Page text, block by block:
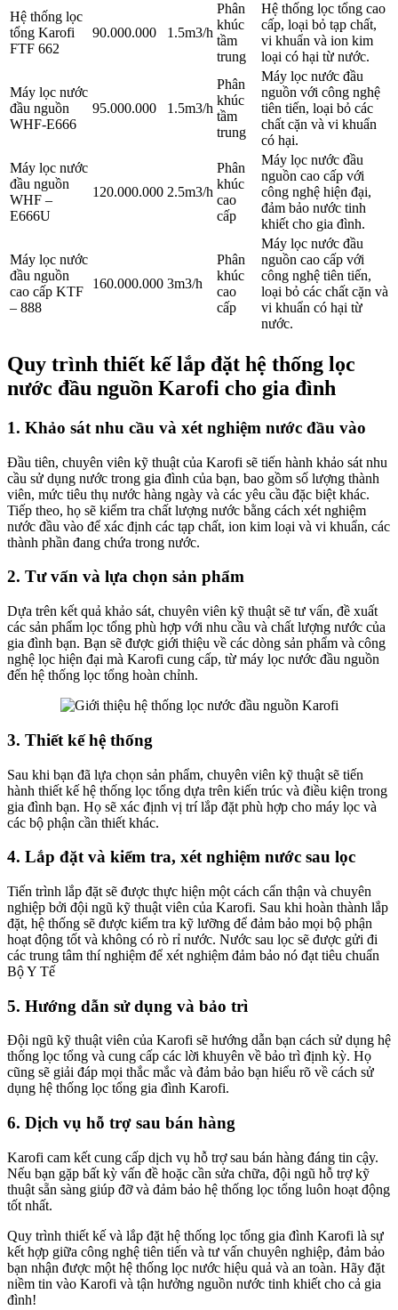
Hệ thống lọc
tổng Karofi
FTF 662
90.000.000 1.5m3/h
Phân
khúc
tầm
trung
Hệ thống lọc tổng cao
cấp, loại bỏ tạp chất,
vi khuẩn và ion kim
loại có hại từ nước.
Máy lọc nước
đầu nguồn
WHF-E666
95.000.000 1.5m3/h
Phân
khúc
tầm
trung
Máy lọc nước đầu
nguồn với công nghệ
tiên tiến, loại bỏ các
chất cặn và vi khuẩn
có hại.
Máy lọc nước
đầu nguồn
WHF –
E666U
120.000.000 2.5m3/h
Phân
khúc
cao
cấp
Máy lọc nước đầu
nguồn cao cấp với
công nghệ hiện đại,
đảm bảo nước tinh
khiết cho gia đình.
Máy lọc nước
đầu nguồn
cao cấp KTF
– 888
160.000.000 3m3/h
Phân
khúc
cao
cấp
Máy lọc nước đầu
nguồn cao cấp với
công nghệ tiên tiến,
loại bỏ các chất cặn và
vi khuẩn có hại từ
nước.
Quy trình thiết kế lắp đặt hệ thống lọc
nước đầu nguồn Karofi cho gia đình
1. Khảo sát nhu cầu và xét nghiệm nước đầu vào
Đầu tiên, chuyên viên kỹ thuật của Karofi sẽ tiến hành khảo sát nhu
cầu sử dụng nước trong gia đình của bạn, bao gồm số lượng thành
viên, mức tiêu thụ nước hàng ngày và các yêu cầu đặc biệt khác.
Tiếp theo, họ sẽ kiểm tra chất lượng nước bằng cách xét nghiệm
nước đầu vào để xác định các tạp chất, ion kim loại và vi khuẩn, các
thành phần đang chứa trong nước.
2. Tư vấn và lựa chọn sản phẩm
Dựa trên kết quả khảo sát, chuyên viên kỹ thuật sẽ tư vấn, đề xuất
các sản phẩm lọc tổng phù hợp với nhu cầu và chất lượng nước của
gia đình bạn. Bạn sẽ được giới thiệu về các dòng sản phẩm và công
nghệ lọc hiện đại mà Karofi cung cấp, từ máy lọc nước đầu nguồn
đến hệ thống lọc tổng hoàn chỉnh.
3. Thiết kế hệ thống
Sau khi bạn đã lựa chọn sản phẩm, chuyên viên kỹ thuật sẽ tiến
hành thiết kế hệ thống lọc tổng dựa trên kiến trúc và điều kiện trong
gia đình bạn. Họ sẽ xác định vị trí lắp đặt phù hợp cho máy lọc và
các bộ phận cần thiết khác.
4. Lắp đặt và kiểm tra, xét nghiệm nước sau lọc
Tiến trình lắp đặt sẽ được thực hiện một cách cẩn thận và chuyên
nghiệp bởi đội ngũ kỹ thuật viên của Karofi. Sau khi hoàn thành lắp
đặt, hệ thống sẽ được kiểm tra kỹ lưỡng để đảm bảo mọi bộ phận
hoạt động tốt và không có rò rỉ nước. Nước sau lọc sẽ được gửi đi
các trung tâm thí nghiệm để xét nghiệm đảm bảo nó đạt tiêu chuẩn
Bộ Y Tế
5. Hướng dẫn sử dụng và bảo trì
Đội ngũ kỹ thuật viên của Karofi sẽ hướng dẫn bạn cách sử dụng hệ
thống lọc tổng và cung cấp các lời khuyên về bảo trì định kỳ. Họ
cũng sẽ giải đáp mọi thắc mắc và đảm bảo bạn hiểu rõ về cách sử
dụng hệ thống lọc tổng gia đình Karofi.
6. Dịch vụ hỗ trợ sau bán hàng
Karofi cam kết cung cấp dịch vụ hỗ trợ sau bán hàng đáng tin cậy.
Nếu bạn gặp bất kỳ vấn đề hoặc cần sửa chữa, đội ngũ hỗ trợ kỹ
thuật sẵn sàng giúp đỡ và đảm bảo hệ thống lọc tổng luôn hoạt động
tốt nhất.
Quy trình thiết kế và lắp đặt hệ thống lọc tổng gia đình Karofi là sự
kết hợp giữa công nghệ tiên tiến và tư vấn chuyên nghiệp, đảm bảo
bạn nhận được một hệ thống lọc nước hiệu quả và an toàn. Hãy đặt
niềm tin vào Karofi và tận hưởng nguồn nước tinh khiết cho cả gia
đình!